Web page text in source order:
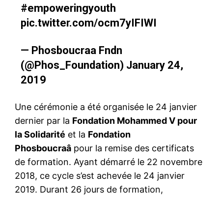
#empoweringyouth
pic.twitter.com/ocm7yIFIWI
— Phosboucraa Fndn
(@Phos_Foundation) January 24,
2019
Une cérémonie a été organisée le 24 janvier
dernier par la Fondation Mohammed V pour
la Solidarité et la Fondation
Phosboucraâ pour la remise des certificats
de formation. Ayant démarré le 22 novembre
2018, ce cycle s’est achevée le 24 janvier
2019. Durant 26 jours de formation,